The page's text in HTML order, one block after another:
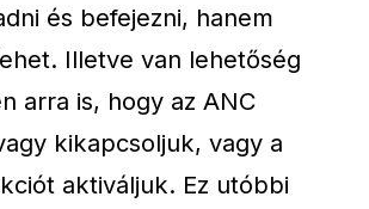
és befejezni, hanem
Illetve van lehetőség
arra is, hogy az ANC
kikapcsoljuk, vagy a
aktiváljuk. Ez utóbbi